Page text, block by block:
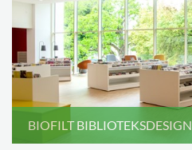
BIOFILT BIBLIOTEKSDESIGN